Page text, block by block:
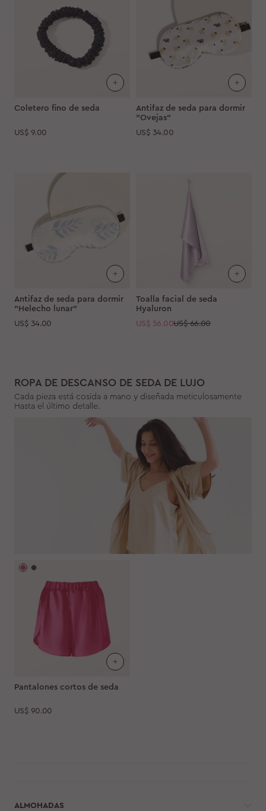
Coletero fino de seda
US$ 9.00
Antifaz de seda para dormir
"Ovejas"
US$ 34.00
Antifaz de seda para dormir
"Helecho lunar"
US$ 34.00
Toalla facial de seda
Hyaluron
US$ 56.00US$ 66.00
ROPA DE DESCANSO DE SEDA DE LUJO
Cada pieza está cosida a mano y diseñada meticulosamente
Hasta el último detalle.
Pantalones cortos de seda
US$ 90.00
ALMOHADAS